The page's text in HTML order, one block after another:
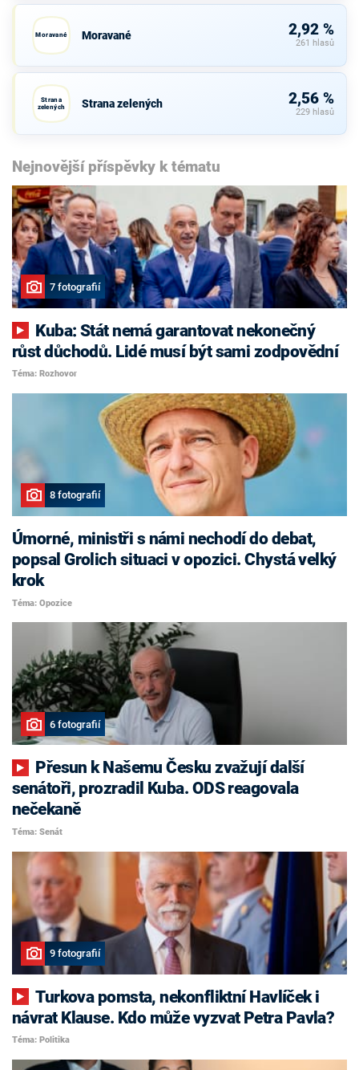
Moravané Moravané 2,92 %
261 hlasů
Strana
zelených
Strana zelených 2,56 %
229 hlasů
Nejnovější příspěvky k tématu
7 fotografií
růst důchodů. Lidé musí být sami zodpovědní
Téma: Rozhovor
8 fotografií
Úmorné, ministři s námi nechodí do debat,
popsal Grolich situaci v opozici. Chystá velký
krok
Téma: Opozice
6 fotografií
senátoři, prozradil Kuba. ODS reagovala
nečekaně
Téma: Senát
9 fotografií
Turkova pomsta, nekonfliktní Havlíček i
návrat Klause. Kdo může vyzvat Petra Pavla?
Téma: Politika